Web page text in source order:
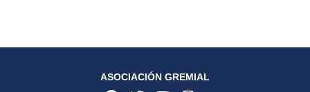
ASOCIACIÓN GREMIAL